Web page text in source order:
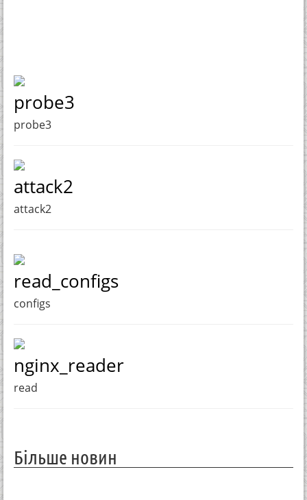
probe3
probe3
attack2
attack2
read_configs
configs
nginx_reader
read
Більше новин